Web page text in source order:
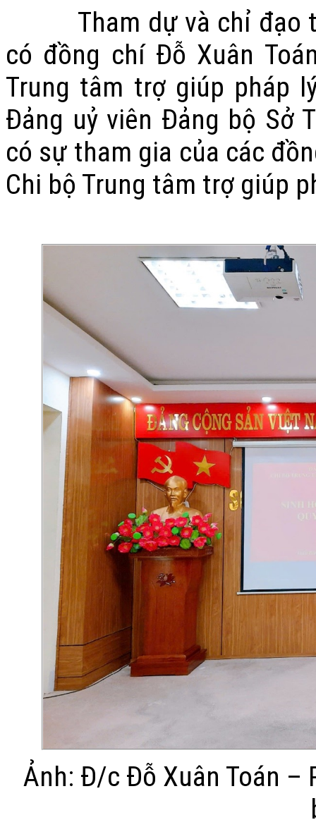
Tham dự và chỉ đạo tại
có đồng chí Đỗ Xuân
Trung tâm trợ giúp pháp
Đảng uỷ viên Đảng bộ Sở
có sự tham gia của các
Chi bộ Trung tâm trợ giúp
Ảnh: Đ/c Đỗ Xuân Toán –